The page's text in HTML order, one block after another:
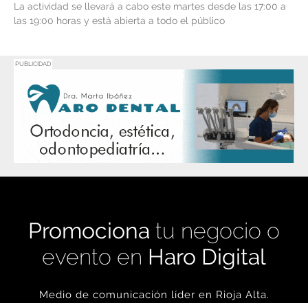
La actividad se llevará a cabo este martes desde las 17:00 a
las 19:00 horas y está abierta a todo el público
PUBLICIDAD
Promociona tu negocio o
evento en Haro Digital
Medio de comunicación líder en Rioja Alta.